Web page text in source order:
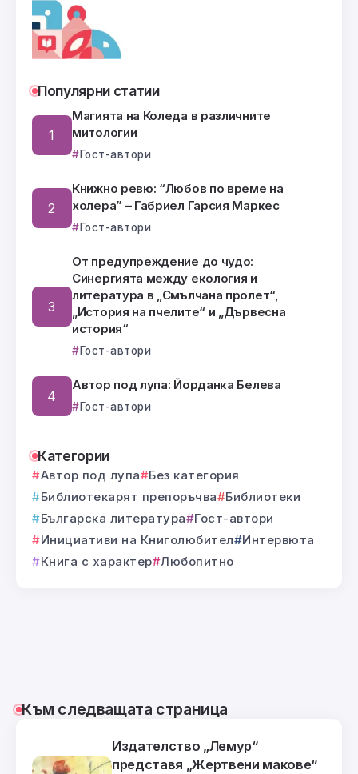
Популярни статии
Магията на Коледа в различните
митологии
Гост-автори
Книжно ревю: “Любов по време на
холера” – Габриел Гарсия Маркес
Гост-автори
От предупреждение до чудо:
Синергията между екология и
литература в „Смълчана пролет“,
„История на пчелите“ и „Дървесна
история“
Гост-автори
Автор под лупа: Йорданка Белева
Гост-автори
Категории
Автор под лупа
Без категория
Библиотекарят препоръчва
Библиотеки
Българска литература
Гост-автори
Инициативи на Книголюбител
Интервюта
Книга с характер Любопитно
Към следващата страница
Издателство „Лемур“
представя „Жертвени макове“